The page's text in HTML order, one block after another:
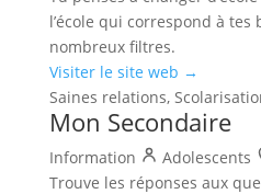
l’école qui correspond à
nombreux filtres.
Visiter le site web →
Saines relations,
Mon Secondaire
Information Adolescents
Trouve les réponses aux